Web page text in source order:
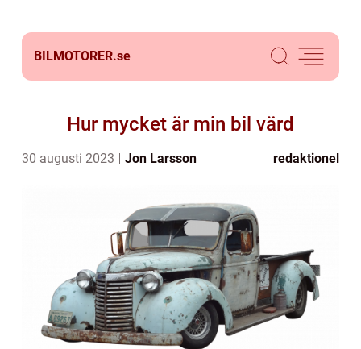
BILMOTORER.se
Hur mycket är min bil värd
30 augusti 2023 Jon Larsson redaktionel